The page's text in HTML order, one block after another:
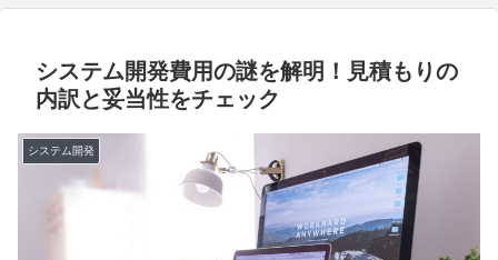
システム開発費用の謎を解明！見積もりの
内訳と妥当性をチェック
システム開発